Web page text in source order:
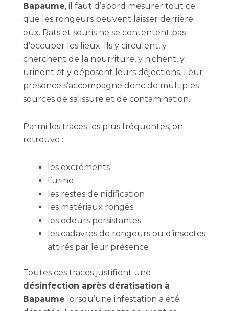
Bapaume, il faut d’abord mesurer tout ce
que les rongeurs peuvent laisser derrière
eux. Rats et souris ne se contentent pas
d’occuper les lieux. Ils y circulent, y
cherchent de la nourriture, y nichent, y
urinent et y déposent leurs déjections. Leur
présence s’accompagne donc de multiples
sources de salissure et de contamination.
Parmi les traces les plus fréquentes, on
retrouve :
les excréments
l’urine
les restes de nidification
les matériaux rongés
les odeurs persistantes
les cadavres de rongeurs ou d’insectes
attirés par leur présence
Toutes ces traces justifient une
désinfection après dératisation à
Bapaume lorsqu’une infestation a été